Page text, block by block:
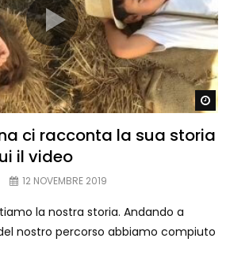
ci racconta la sua storia
il video
12 NOVEMBRE 2019
la nostra storia. Andando a
nostro percorso abbiamo compiuto